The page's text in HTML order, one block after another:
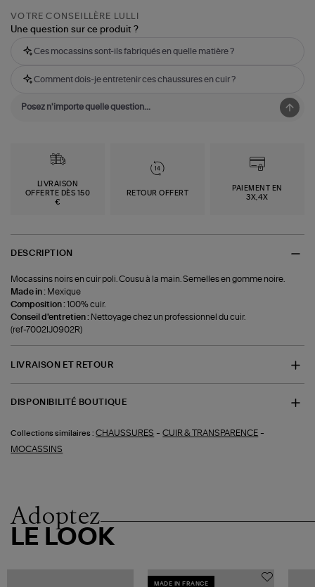
VOTRE CONSEILLÈRE LULLI
Une question sur ce produit ?
Ces mocassins sont-ils fabriqués en quelle matière ?
Comment dois-je entretenir ces chaussures en cuir ?
LIVRAISON
OFFERTE DÈS 150
€
RETOUR OFFERT
PAIEMENT EN
3X,4X
DESCRIPTION
Mocassins noirs en cuir poli. Cousu à la main. Semelles en gomme noire.
Made in : Mexique
Composition :100% cuir.
Conseil d'entretien : Nettoyage chez un professionnel du cuir.
(ref-7002IJ0902R)
LIVRAISON ET RETOUR
DISPONIBILITÉ BOUTIQUE
Collections similaires : CHAUSSURES -CUIR & TRANSPARENCE -
MOCASSINS
Adoptez
LE LOOK
MADE IN FRANCE